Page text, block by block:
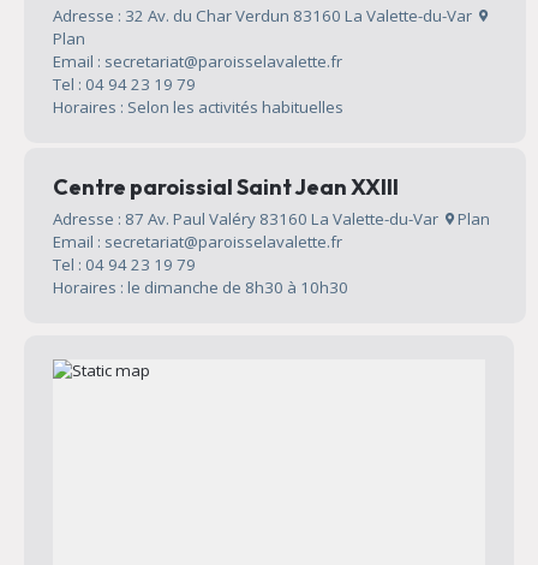
Adresse : 32 Av. du Char Verdun 83160 La Valette-du-Var
Plan
Email : secretariat@paroisselavalette.fr
Tel : 04 94 23 19 79
Horaires : Selon les activités habituelles
Centre paroissial Saint Jean XXIII
Adresse : 87 Av. Paul Valéry 83160 La Valette-du-Var
Plan
Email : secretariat@paroisselavalette.fr
Tel : 04 94 23 19 79
Horaires : le dimanche de 8h30 à 10h30